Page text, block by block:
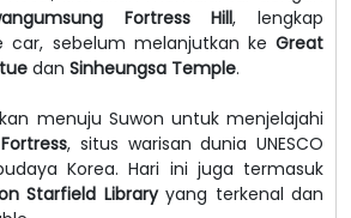
Fortress Hill, lengkap
car, sebelum melanjutkan ke Great
dan Sinheungsa Temple.
menuju Suwon untuk menjelajahi
, situs warisan dunia UNESCO
Korea. Hari ini juga termasuk
Starfield Libraryyang terkenal dan